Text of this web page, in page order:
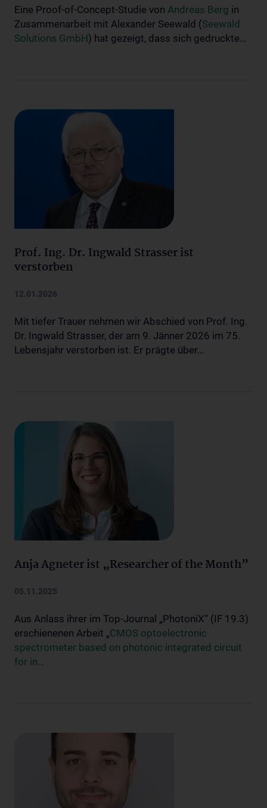
Eine Proof-of-Concept-Studie von Andreas Berg in
Zusammenarbeit mit Alexander Seewald (Seewald
Solutions GmbH) hat gezeigt, dass sich gedruckte…
Prof. Ing. Dr. Ingwald Strasser ist
verstorben
12.01.2026
Mit tiefer Trauer nehmen wir Abschied von Prof. Ing.
Dr. Ingwald Strasser, der am 9. Jänner 2026 im 75.
Lebensjahr verstorben ist. Er prägte über…
Anja Agneter ist „Researcher of the Month”
05.11.2025
Aus Anlass ihrer im Top-Journal „PhotoniX“ (IF 19.3)
erschienenen Arbeit „CMOS optoelectronic
spectrometer based on photonic integrated circuit
for in…